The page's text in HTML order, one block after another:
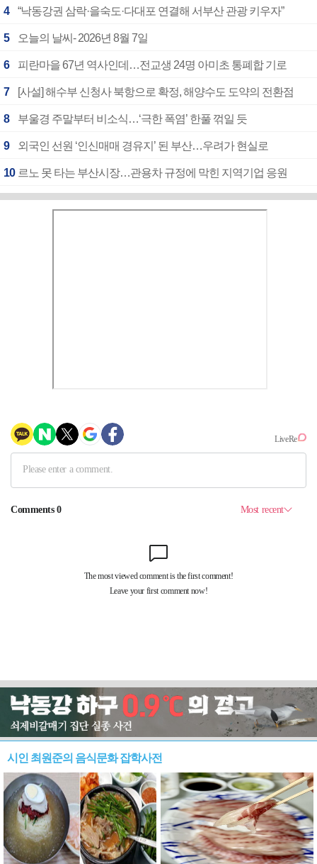
4 “낙동강권 삼락·을숙도·다대포 연결해 서부산 관광 키우자”
5 오늘의 날씨- 2026년 8월 7일
6 피란마을 67년 역사인데…전교생 24명 아미초 통폐합 기로
7 [사설] 해수부 신청사 북항으로 확정, 해양수도 도약의 전환점
8 부울경 주말부터 비소식…‘극한 폭염’ 한풀 꺾일 듯
9 외국인 선원 ‘인신매매 경유지’ 된 부산…우려가 현실로
10 르노 못 타는 부산시장…관용차 규정에 막힌 지역기업 응원
시인 최원준의 음식문화 잡학사전